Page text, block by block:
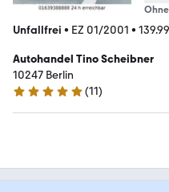
Unfallfrei • EZ 01/2001 •
Autohandel Tino Scheibner
10247 Berlin
5 Sterne
(11)